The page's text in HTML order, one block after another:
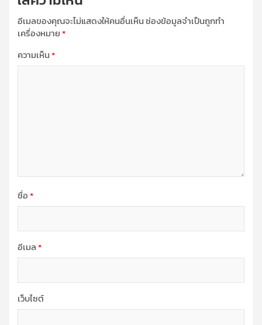
อีเมลของคุณจะไม่แสดงให้คนอื่นเห็นช่องข้อมูลจำเป็นถูกทำ
เครื่องหมาย*
ความเห็น*
ชื่อ*
อีเมล*
เว็บไซต์